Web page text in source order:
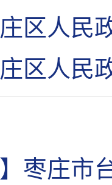
区人民
区人民
】枣庄市